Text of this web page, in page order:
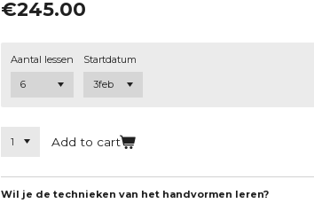
€245.00
Aantal lessen Startdatum
Add to cart
Wil je de technieken van het handvormen leren?